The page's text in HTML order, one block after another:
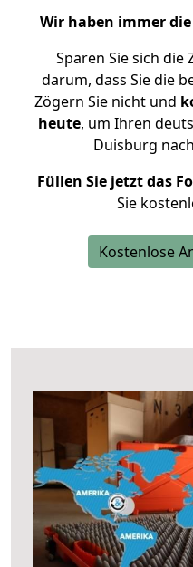
Wir haben immer
Sparen Sie sich
darum, dass Sie die
Zögern Sie nicht und
heute, um Ihren
Duisburg
Füllen Sie jetzt das
Sie
Kostenlose